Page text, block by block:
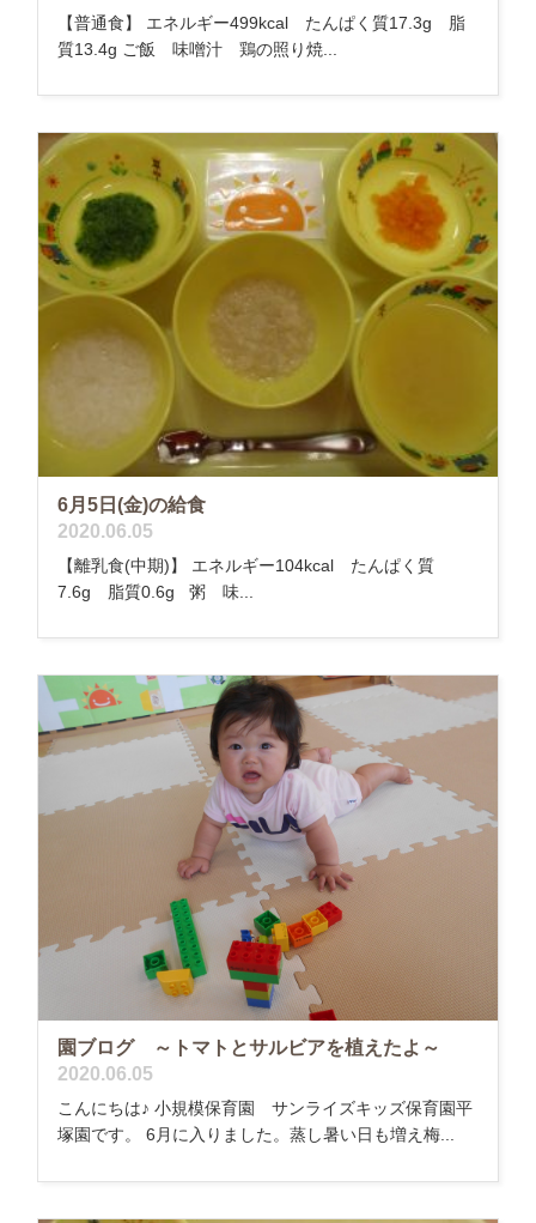
【普通食】 エネルギー499kcal たんぱく質17.3g 脂
質13.4g ご飯 味噌汁 鶏の照り焼...
6月5日(金)の給食
2020.06.05
【離乳食(中期)】 エネルギー104kcal たんぱく質
7.6g 脂質0.6g 粥 味...
園ブログ ～トマトとサルビアを植えたよ～
2020.06.05
こんにちは♪ 小規模保育園 サンライズキッズ保育園平
塚園です。 6月に入りました。蒸し暑い日も増え梅...